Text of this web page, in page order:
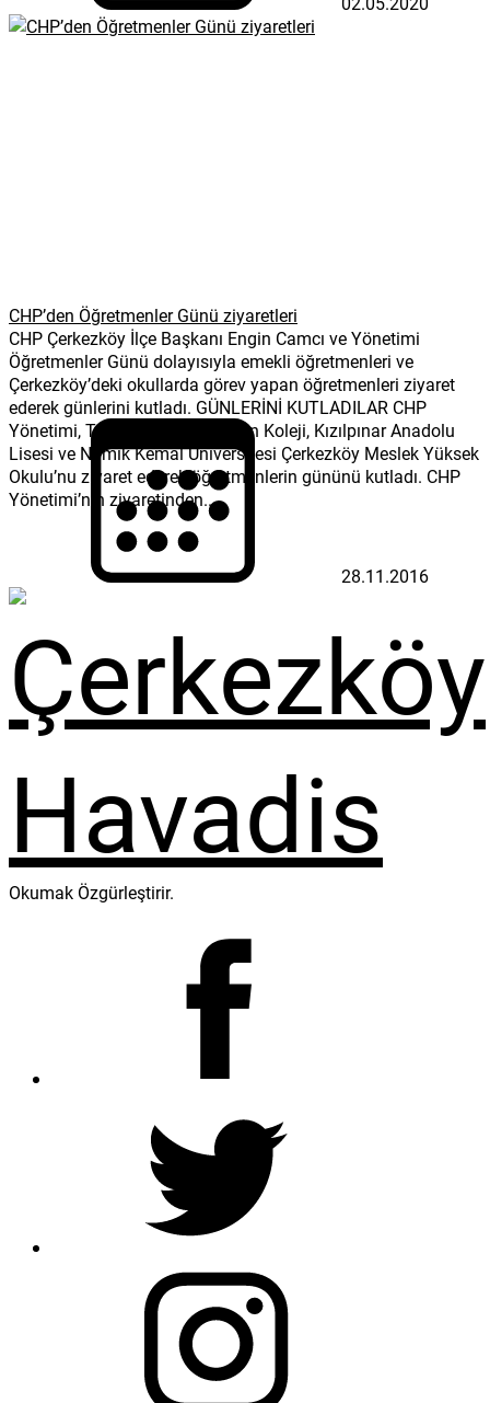
CHP’den Öğretmenler Günü ziyaretleri
CHP Çerkezköy İlçe Başkanı Engin Camcı ve Yönetimi
Öğretmenler Günü dolayısıyla emekli öğretmenleri ve
Çerkezköy’deki okullarda görev yapan öğretmenleri ziyaret
ederek günlerini kutladı. GÜNLERİNİ KUTLADILAR CHP
Yönetimi, Tepe İlkokulu, Gülerçin Koleji, Kızılpınar Anadolu
Lisesi ve Namık Kemal Üniversitesi Çerkezköy Meslek Yüksek
Okulu’nu ziyaret ederek öğretmenlerin gününü kutladı. CHP
Yönetimi’nin ziyaretinden...
28.11.2016
Okumak Özgürleştirir.